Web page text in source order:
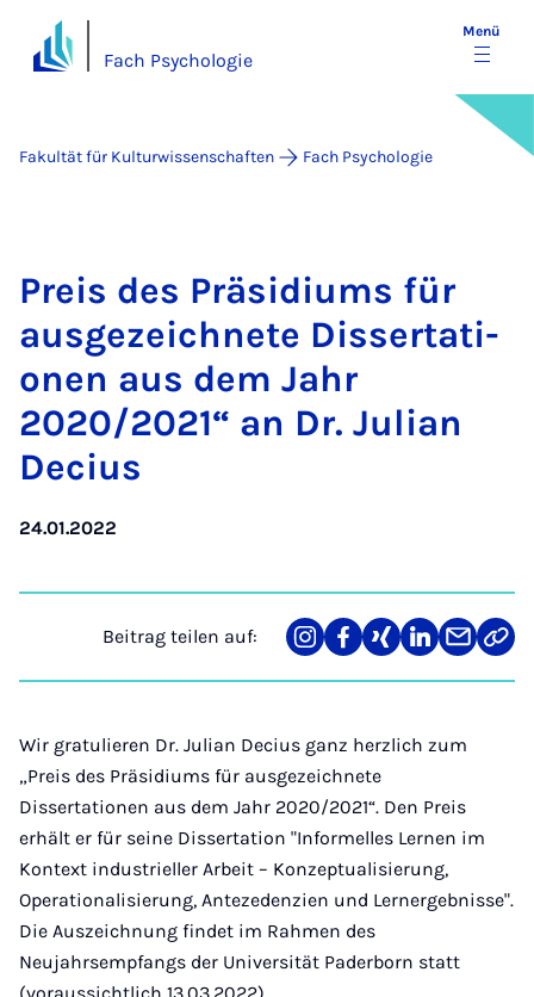
Fach Psychologie
Menü
Fakultät für Kulturwissenschaften Fach Psychologie
Preis des Prä­si­di­ums für
aus­ge­zeich­ne­te Dis­ser­ta­ti­
o­nen aus dem Jahr
2020/2021“ an Dr. Ju­li­an
De­ci­us
24.01.2022
Beitrag teilen auf:
Teilen
auf
Teilen
auf
Teilen
auf
Teilen
auf
Teilen
über
Link
Wir gratulieren Dr. Julian Decius ganz herzlich zum
„Preis des Präsidiums für ausgezeichnete
Dissertationen aus dem Jahr 2020/2021“. Den Preis
erhält er für seine Dissertation "Informelles Lernen im
Kontext industrieller Arbeit – Konzeptualisierung,
Operationalisierung, Antezedenzien und Lernergebnisse".
Die Auszeichnung findet im Rahmen des
Neujahrsempfangs der Universität Paderborn statt